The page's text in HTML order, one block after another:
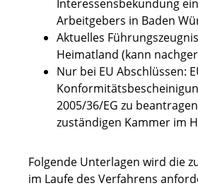
Interessensbekundung
Arbeitgebers in Baden
Aktuelles
Heimatland (kann
Nur bei EU Abschlüssen:
2005/36/EG zu
zuständigen Kammer im
Folgende Unterlagen wird die
im Laufe des Verfahrens